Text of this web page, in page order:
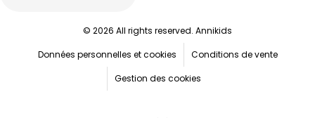
© 2026 All rights reserved. Annikids
Données personnelles et cookies
Conditions de vente
Gestion des cookies